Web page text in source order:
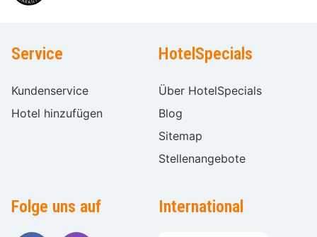
Service
Kundenservice
Hotel hinzufügen
HotelSpecials
Über HotelSpecials
Blog
Sitemap
Stellenangebote
Folge uns auf International